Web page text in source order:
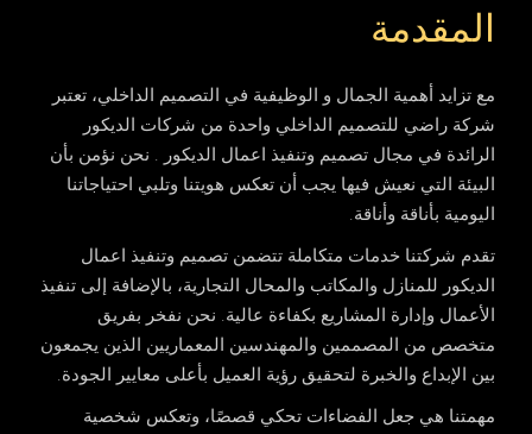
المقدمة
مع تزايد أهمية الجمال و الوظيفية في التصميم الداخلي، تعتبر
شركة راضي للتصميم الداخلي واحدة من شركات الديكور
الرائدة في مجال تصميم وتنفيذ اعمال الديكور . نحن نؤمن بأن
البيئة التي نعيش فيها يجب أن تعكس هويتنا وتلبي احتياجاتنا
اليومية بأناقة وأناقة.
تقدم شركتنا خدمات متكاملة تتضمن تصميم وتنفيذ اعمال
الديكور للمنازل والمكاتب والمحال التجارية، بالإضافة إلى تنفيذ
الأعمال وإدارة المشاريع بكفاءة عالية. نحن نفخر بفريق
متخصص من المصممين والمهندسين المعماريين الذين يجمعون
بين الإبداع والخبرة لتحقيق رؤية العميل بأعلى معايير الجودة.
مهمتنا هي جعل الفضاءات تحكي قصصًا، وتعكس شخصية